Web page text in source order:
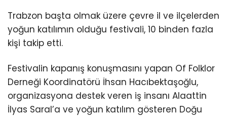
Trabzon başta olmak üzere çevre il ve ilçelerden
yoğun katılımın olduğu festivali, 10 binden fazla
kişi takip etti.
Festivalin kapanış konuşmasını yapan Of Folklor
Derneği Koordinatörü İhsan Hacıbektaşoğlu,
organizasyona destek veren iş insanı Alaattin
İlyas Saral’a ve yoğun katılım gösteren Doğu